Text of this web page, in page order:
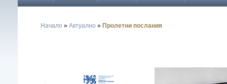
Начало » Актуално » Пролетни послания